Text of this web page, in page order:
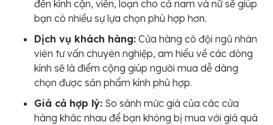
đến kính cận, viễn, loạn cho cả nam và nữ sẽ giúp
bạn có nhiều sự lựa chọn phù hợp hơn.
Dịch vụ khách hàng: Cửa hàng có đội ngũ nhân
viên tư vấn chuyên nghiệp, am hiểu về các dòng
kính sẽ là điểm cộng giúp người mua dễ dàng
chọn được sản phẩm kính phù hợp.
Giá cả hợp lý: So sánh mức giá của các cửa
hàng khác nhau để bạn không bị mua với giá quá